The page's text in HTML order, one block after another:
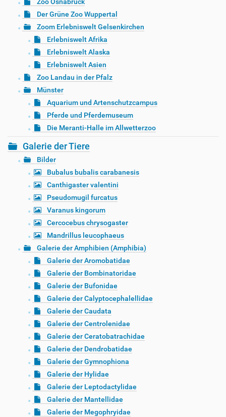
Zoo Osnabrück
Der Grüne Zoo Wuppertal
Zoom Erlebniswelt Gelsenkirchen
Erlebniswelt Afrika
Erlebniswelt Alaska
Erlebniswelt Asien
Zoo Landau in der Pfalz
Münster
Aquarium und Artenschutzcampus
Pferde und Pferdemuseum
Die Meranti-Halle im Allwetterzoo
Galerie der Tiere
Bilder
Bubalus bubalis carabanesis
Canthigaster valentini
Pseudomugil furcatus
Varanus kingorum
Cercocebus chrysogaster
Mandrillus leucophaeus
Galerie der Amphibien (Amphibia)
Galerie der Aromobatidae
Galerie der Bombinatoridae
Galerie der Bufonidae
Galerie der Calyptocephalellidae
Galerie der Caudata
Galerie der Centrolenidae
Galerie der Ceratobatrachidae
Galerie der Dendrobatidae
Galerie der Gymnophiona
Galerie der Hylidae
Galerie der Leptodactylidae
Galerie der Mantellidae
Galerie der Megophryidae